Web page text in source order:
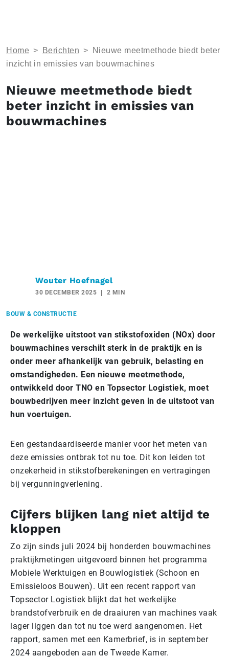
Home > Berichten >
Nieuwe meetmethode biedt beter
inzicht in emissies van bouwmachines
Nieuwe meetmethode biedt
beter inzicht in emissies van
bouwmachines
Wouter Hoefnagel
30 DECEMBER 2025 2 MIN
BOUW & CONSTRUCTIE
De werkelijke uitstoot van stikstofoxiden (NOx) door
bouwmachines verschilt sterk in de praktijk en is
onder meer afhankelijk van gebruik, belasting en
omstandigheden. Een nieuwe meetmethode,
ontwikkeld door TNO en Topsector Logistiek, moet
bouwbedrijven meer inzicht geven in de uitstoot van
hun voertuigen.
Een gestandaardiseerde manier voor het meten van
deze emissies ontbrak tot nu toe. Dit kon leiden tot
onzekerheid in stikstofberekeningen en vertragingen
bij vergunningverlening.
Cijfers blijken lang niet altijd te
kloppen
Zo zijn sinds juli 2024 bij honderden bouwmachines
praktijkmetingen uitgevoerd binnen het programma
Mobiele Werktuigen en Bouwlogistiek (Schoon en
Emissieloos Bouwen). Uit een recent rapport van
Topsector Logistiek blijkt dat het werkelijke
brandstofverbruik en de draaiuren van machines vaak
lager liggen dan tot nu toe werd aangenomen. Het
rapport, samen met een Kamerbrief, is in september
2024 aangeboden aan de Tweede Kamer.